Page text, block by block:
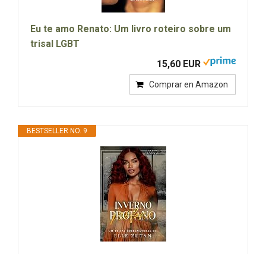
Eu te amo Renato: Um livro roteiro sobre um
trisal LGBT
15,60 EUR
Comprar en Amazon
BESTSELLER NO. 9